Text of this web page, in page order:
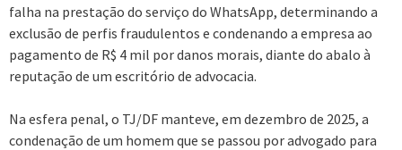
falha na prestação do serviço do WhatsApp, determinando a
exclusão de perfis fraudulentos e condenando a empresa ao
pagamento de R$ 4 mil por danos morais, diante do abalo à
reputação de um escritório de advocacia.
Na esfera penal, o TJ/DF manteve, em dezembro de 2025, a
condenação de um homem que se passou por advogado para